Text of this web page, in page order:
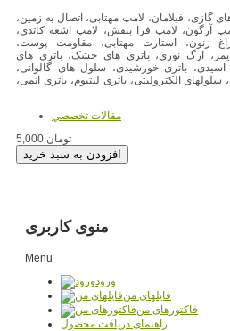
گازی، فیلامان، لامپ مهتابی، اتصال به زمین،
آرگون، لامپ فرا بنفش، لامپ اشعه کاتدی،
زنون، استارت مهتابی، مقاومت پوست،
ارگ نوری، باتری های خشک، باتری های
اسیدی، باتری خورشیدی، سلول های گالوانی،
الکترولیتی، باتری لیتیوم، باتری اتمی،
مقالات تخصصي
5,000 تومان
منوی کاربری
Menu
ورود
فایلهای من
فاکتورهای من
راهنمای دریافت محصول